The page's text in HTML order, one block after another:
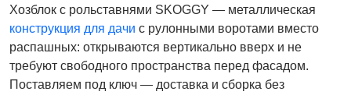
Хозблок с рольставнями SKOGGY — металлическая
конструкция для дачи с рулонными воротами вместо
распашных: открываются вертикально вверх и не
требуют свободного пространства перед фасадом.
Поставляем под ключ — доставка и сборка без